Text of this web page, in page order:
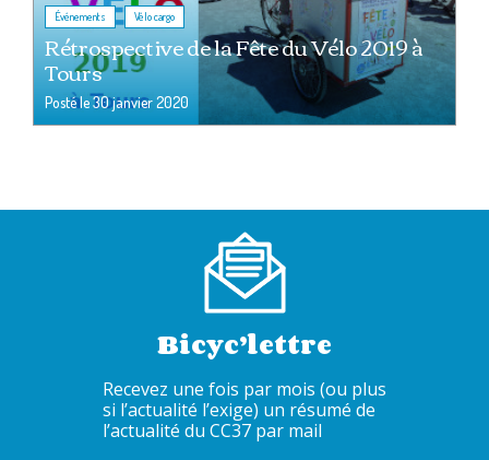
Événements , Vélo cargo
Rétrospective de la Fête du Vélo 2019 à
Tours
Posté le30 janvier 2020
Bicyc’lettre
Recevez une fois par mois (ou plus
si l’actualité l’exige) un résumé de
l’actualité du CC37 par mail